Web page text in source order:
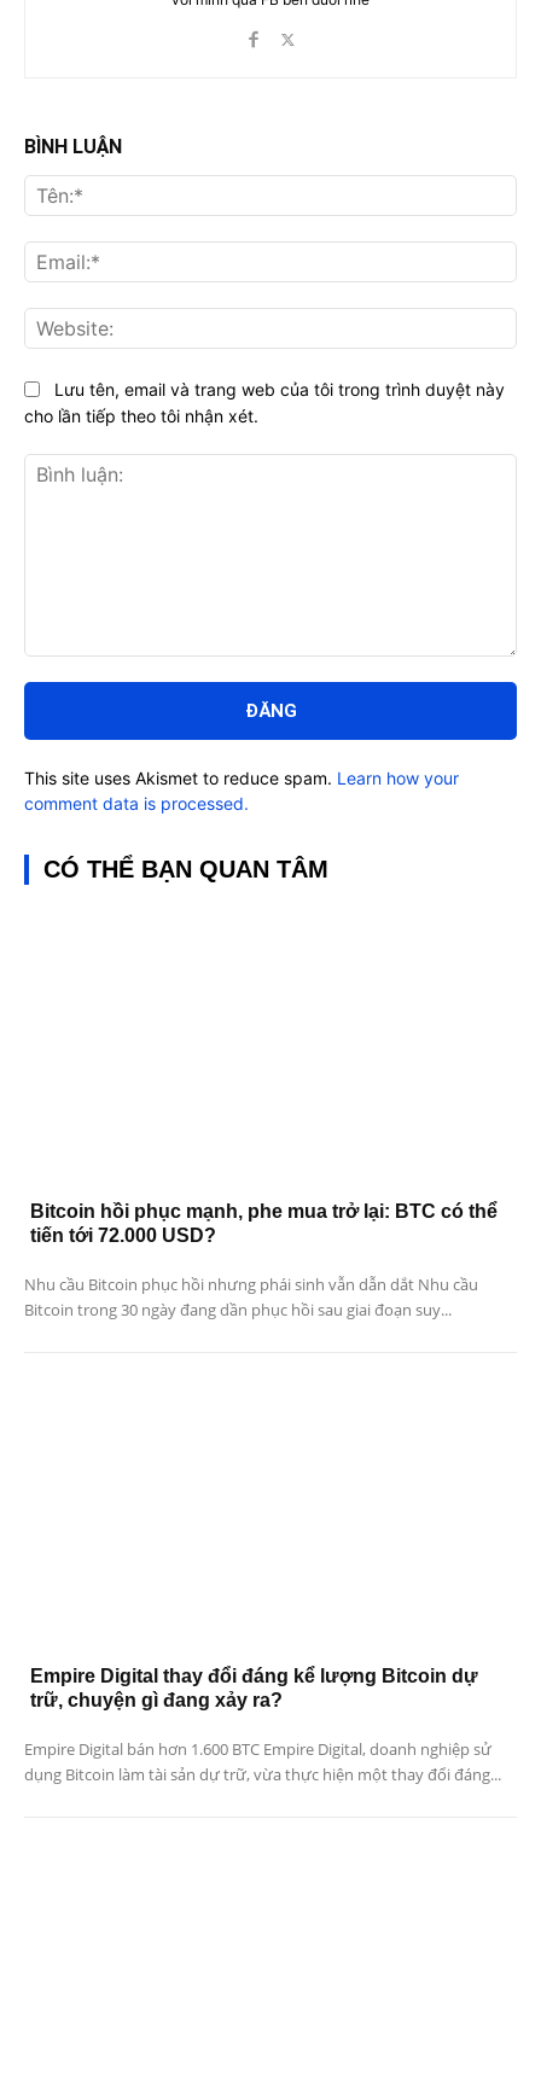
BÌNH LUẬN
Lưu tên, email và trang web của tôi trong trình duyệt này
cho lần tiếp theo tôi nhận xét.
This site uses Akismet to reduce spam. Learn how your
comment data is processed.
CÓ THỂ BẠN QUAN TÂM
Bitcoin hồi phục mạnh, phe mua trở lại: BTC có thể
tiến tới 72.000 USD?
Nhu cầu Bitcoin phục hồi nhưng phái sinh vẫn dẫn dắt Nhu cầu
Bitcoin trong 30 ngày đang dần phục hồi sau giai đoạn suy...
Empire Digital thay đổi đáng kể lượng Bitcoin dự
trữ, chuyện gì đang xảy ra?
Empire Digital bán hơn 1.600 BTC Empire Digital, doanh nghiệp sử
dụng Bitcoin làm tài sản dự trữ, vừa thực hiện một thay đổi đáng...